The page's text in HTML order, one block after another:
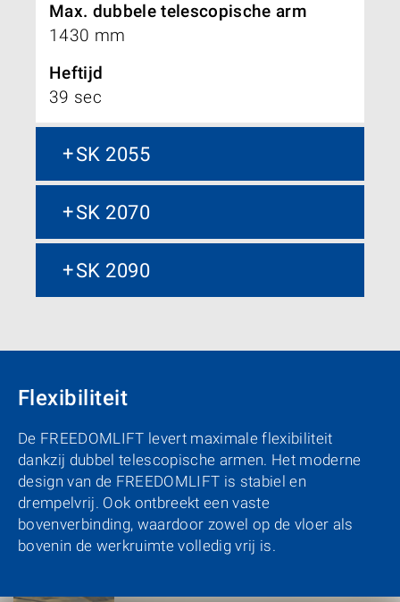
Max. dubbele telescopische arm
1430 mm
Heftijd
39 sec
SK 2055
SK 2070
SK 2090
Flexibiliteit
De FREEDOMLIFT levert maximale flexibiliteit
dankzij dubbel telescopische armen. Het moderne
design van de FREEDOMLIFT is stabiel en
drempelvrij. Ook ontbreekt een vaste
bovenverbinding, waardoor zowel op de vloer als
bovenin de werkruimte volledig vrij is.